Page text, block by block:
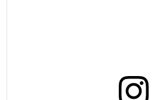
グレーコーティグ処理で【錆び防